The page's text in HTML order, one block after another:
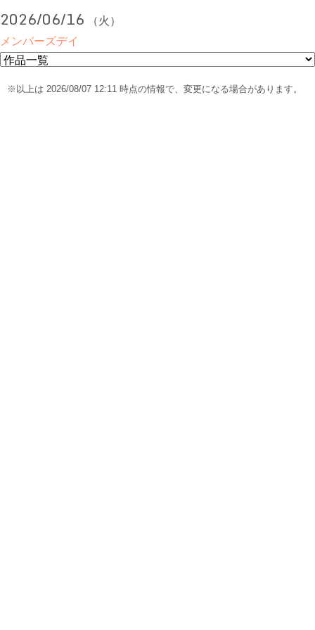
2026/06/16 （火）
メンバーズデイ
※以上は 2026/08/07 12:11 時点の情報で、変更になる場合があります。